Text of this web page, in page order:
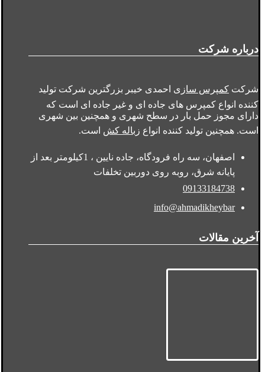
درباره شرکت
شرکت کمپرس سازی احمدی خیبر بزرگترین شرکت تولید
کننده انواع کمپرس های جاده ای و غیر جاده ای است که
دارای مجوز حمل بار در سطح شهری و همچنین بین شهری
است. همچنین تولید کننده انواع زباله کش است.
اصفهان، سه راه فرودگاه، جاده نایین ، 1کیلومتر بعد از
پایانه شرق، روبه روی دوربین تخلفات
09133184738
info@ahmadikheybar
آخرین مقالات